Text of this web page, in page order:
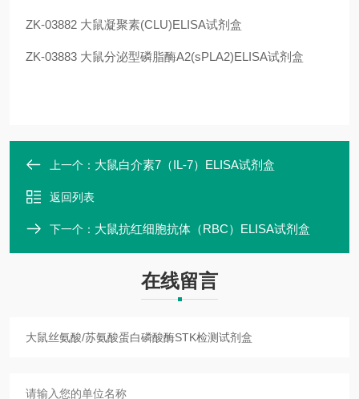
ZK-03882 大鼠凝聚素(CLU)ELISA试剂盒
ZK-03883 大鼠分泌型磷脂酶A2(sPLA2)ELISA试剂盒
上一个： 大鼠白介素7（IL-7）ELISA试剂盒
返回列表
下一个： 大鼠抗红细胞抗体（RBC）ELISA试剂盒
在线留言